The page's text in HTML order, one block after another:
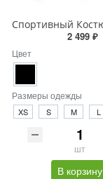
2 499 ₽
Цвет
Размеры одежды
XS S M L
шт
В корзину